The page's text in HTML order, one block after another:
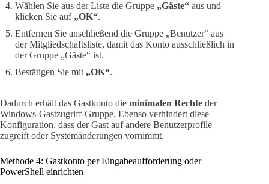
Wählen Sie aus der Liste die Gruppe „Gäste“ aus und
klicken Sie auf „OK“.
Entfernen Sie anschließend die Gruppe „Benutzer“ aus
der Mitgliedschaftsliste, damit das Konto ausschließlich in
der Gruppe „Gäste“ ist.
Bestätigen Sie mit „OK“.
Dadurch erhält das Gastkonto die minimalen Rechte der
Windows-Gastzugriff-Gruppe. Ebenso verhindert diese
Konfiguration, dass der Gast auf andere Benutzerprofile
zugreift oder Systemänderungen vornimmt.
Methode 4: Gastkonto per Eingabeaufforderung oder
PowerShell einrichten